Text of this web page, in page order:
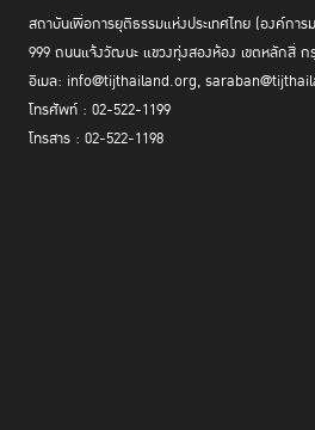
สถาบันเพื่อการยุติธรรมแห่งประเทศไทย (องค์การ
999 ถนนแจ้งวัฒนะ แขวงทุ่งสองห้อง เขตหลักสี่ ก
อีเมล: info@tijthailand.org,
โทรศัพท์ : 02-522-1199
โทรสาร : 02-522-1198